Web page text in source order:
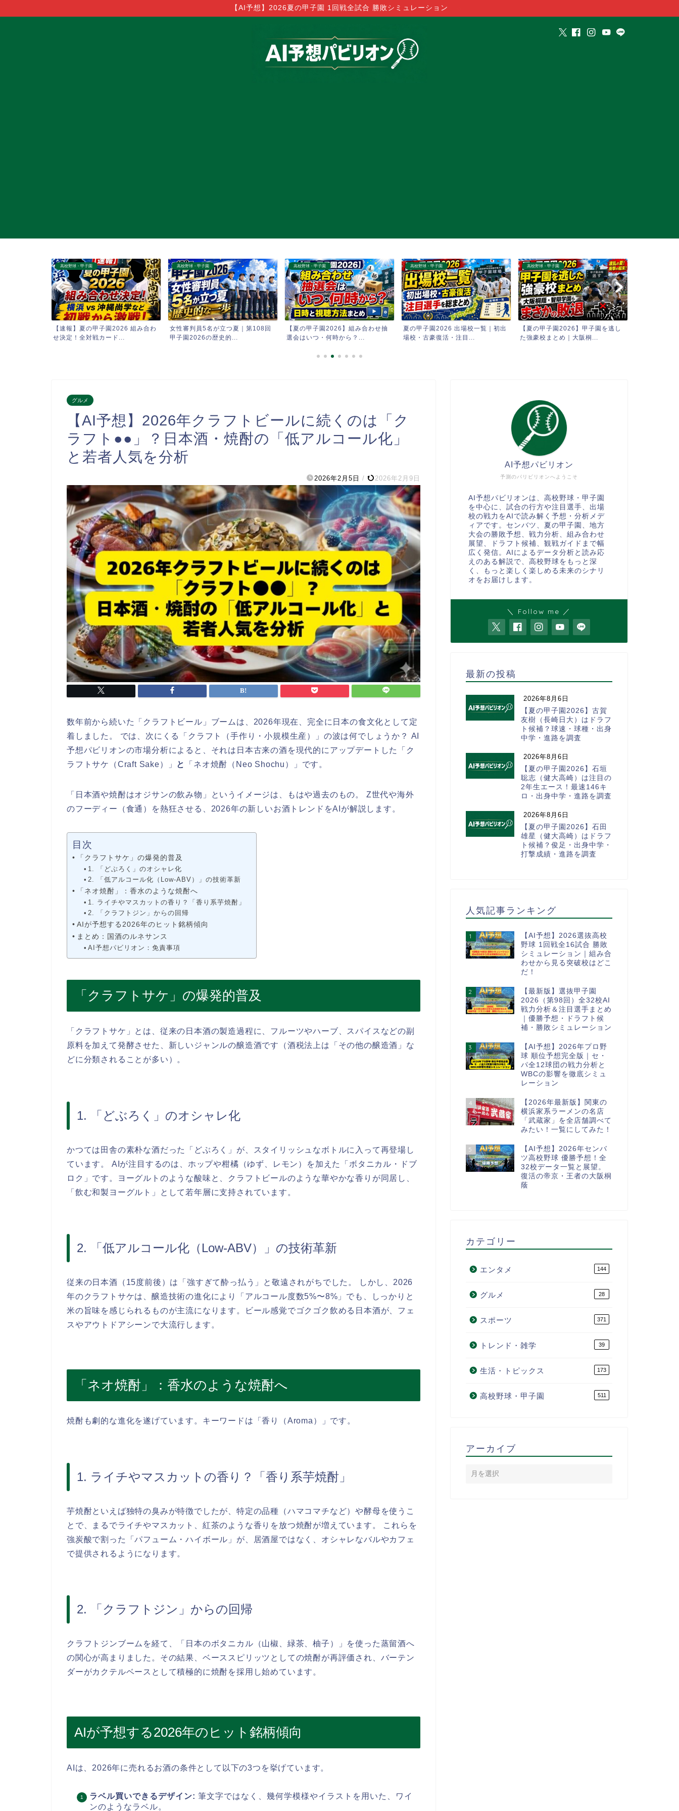
【AI予想】2026夏の甲子園 1回戦全試合 勝敗シミュレーション
高校野球・甲子園
【速報】夏の甲子園2026 組み合わ
せ決定！全対戦カード...
高校野球・甲子園
女性審判員5名が立つ夏｜第108回
甲子園2026の歴史的...
高校野球・甲子園
【夏の甲子園2026】組み合わせ抽
選会はいつ・何時から？...
高校野球・甲子園
夏の甲子園2026 出場校一覧｜初出
場校・古豪復活・注目...
高校野球・甲子園
【夏の甲子園2026】甲子園を逃し
た強豪校まとめ｜大阪桐...
グルメ
【AI予想】2026年クラフトビールに続くのは「ク
ラフト●●」？日本酒・焼酎の「低アルコール化」
と若者人気を分析
2026年2月5日 / 2026年2月9日
数年前から続いた「クラフトビール」ブームは、2026年現在、完全に日本の食文化として定
着しました。 では、次にくる「クラフト（手作り・小規模生産）」の波は何でしょうか？ AI
予想パビリオンの市場分析によると、それは日本古来の酒を現代的にアップデートした「ク
ラフトサケ（Craft Sake）」 と 「ネオ焼酎（Neo Shochu）」です。
「日本酒や焼酎はオジサンの飲み物」というイメージは、もはや過去のもの。 Z世代や海外
のフーディー（食通）を熱狂させる、2026年の新しいお酒トレンドをAIが解説します。
目次
「クラフトサケ」の爆発的普及
1. 「どぶろく」のオシャレ化
2. 「低アルコール化（Low-ABV）」の技術革新
「ネオ焼酎」：香水のような焼酎へ
1. ライチやマスカットの香り？「香り系芋焼酎」
2. 「クラフトジン」からの回帰
AIが予想する2026年のヒット銘柄傾向
まとめ：国酒のルネサンス
AI予想パビリオン：免責事項
「クラフトサケ」の爆発的普及
「クラフトサケ」とは、従来の日本酒の製造過程に、フルーツやハーブ、スパイスなどの副
原料を加えて発酵させた、新しいジャンルの醸造酒です（酒税法上は「その他の醸造酒」な
どに分類されることが多い）。
1. 「どぶろく」のオシャレ化
かつては田舎の素朴な酒だった「どぶろく」が、スタイリッシュなボトルに入って再登場し
ています。 AIが注目するのは、ホップや柑橘（ゆず、レモン）を加えた「ボタニカル・ドブ
ロク」です。ヨーグルトのような酸味と、クラフトビールのような華やかな香りが同居し、
「飲む和製ヨーグルト」として若年層に支持されています。
2. 「低アルコール化（Low-ABV）」の技術革新
従来の日本酒（15度前後）は「強すぎて酔っ払う」と敬遠されがちでした。 しかし、2026
年のクラフトサケは、醸造技術の進化により「アルコール度数5%〜8%」でも、しっかりと
米の旨味を感じられるものが主流になります。ビール感覚でゴクゴク飲める日本酒が、フェ
スやアウトドアシーンで大流行します。
「ネオ焼酎」：香水のような焼酎へ
焼酎も劇的な進化を遂げています。キーワードは「香り（Aroma）」です。
1. ライチやマスカットの香り？「香り系芋焼酎」
芋焼酎といえば独特の臭みが特徴でしたが、特定の品種（ハマコマチなど）や酵母を使うこ
とで、まるでライチやマスカット、紅茶のような香りを放つ焼酎が増えています。 これらを
強炭酸で割った「パフューム・ハイボール」が、居酒屋ではなく、オシャレなバルやカフェ
で提供されるようになります。
2. 「クラフトジン」からの回帰
クラフトジンブームを経て、「日本のボタニカル（山椒、緑茶、柚子）」を使った蒸留酒へ
の関心が高まりました。その結果、ベーススピリッツとしての焼酎が再評価され、バーテン
ダーがカクテルベースとして積極的に焼酎を採用し始めています。
AIが予想する2026年のヒット銘柄傾向
AIは、2026年に売れるお酒の条件として以下の3つを挙げています。
ラベル買いできるデザイン: 筆文字ではなく、幾何学模様やイラストを用いた、ワイ
ンのようなラベル。
予測のパリビリオンへようこそ
AI予想パビリオン
AI予想パビリオンは、高校野球・甲子園
を中心に、試合の行方や注目選手、出場
校の戦力をAIで読み解く予想・分析メデ
ィアです。センバツ、夏の甲子園、地方
大会の勝敗予想、戦力分析、組み合わせ
展望、ドラフト候補、観戦ガイドまで幅
広く発信。AIによるデータ分析と読み応
えのある解説で、高校野球をもっと深
く、もっと楽しく楽しめる未来のシナリ
オをお届けします。
＼ Follow me ／
最新の投稿
2026年8月6日
【夏の甲子園2026】古賀
友樹（長崎日大）はドラフ
ト候補？球速・球種・出身
中学・進路を調査
2026年8月6日
【夏の甲子園2026】石垣
聡志（健大高崎）は注目の
2年生エース！最速146キ
ロ・出身中学・進路を調査
2026年8月6日
【夏の甲子園2026】石田
雄星（健大高崎）はドラフ
ト候補？俊足・出身中学・
打撃成績・進路を調査
人気記事ランキング
1
【AI予想】2026選抜高校
野球 1回戦全16試合 勝敗
シミュレーション｜組み合
わせから見る突破校はどこ
だ！
2
【最新版】選抜甲子園
2026（第98回）全32校AI
戦力分析＆注目選手まとめ
｜優勝予想・ドラフト候
補・勝敗シミュレーション
3
【AI予想】2026年プロ野
球 順位予想完全版｜セ・
パ全12球団の戦力分析と
WBCの影響を徹底シミュ
レーション
4
【2026年最新版】関東の
横浜家系ラーメンの名店
「武蔵家」を全店舗調べて
みたい！一覧にしてみた！
5
【AI予想】2026年センバ
ツ高校野球 優勝予想！全
32校データ一覧と展望。
復活の帝京・王者の大阪桐
蔭
カテゴリー
エンタメ 144
グルメ 28
スポーツ 371
トレンド・雑学 39
生活・トピックス 173
高校野球・甲子園 511
アーカイブ